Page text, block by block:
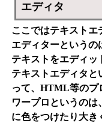
エディタ
ここではテキストエ
エディターというの
テキストをエディッ
テキストエディタと
って、HTML等のプ
ワープロというの
に色をつけたり大き